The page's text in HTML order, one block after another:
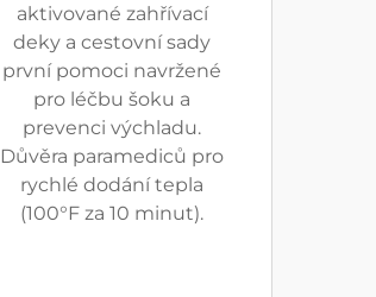
aktivované zahřívací
deky a cestovní sady
první pomoci navržené
pro léčbu šoku a
prevenci výchladu.
Důvěra paramediců pro
rychlé dodání tepla
(100°F za 10 minut).